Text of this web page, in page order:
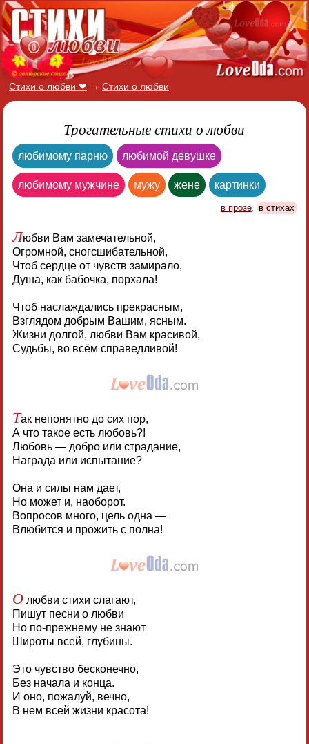
Стихи о любви ❤ → Стихи о любви
Трогательные стихи о любви
любимому парню любимой девушке
любимому мужчине мужу жене картинки
в прозе, в стихах
Любви Вам замечательной,
Огромной, сногсшибательной,
Чтоб сердце от чувств замирало,
Душа, как бабочка, порхала!
Чтоб наслаждались прекрасным,
Взглядом добрым Вашим, ясным.
Жизни долгой, любви Вам красивой,
Судьбы, во всём справедливой!
Так непонятно до сих пор,
А что такое есть любовь?!
Любовь — добро или страдание,
Награда или испытание?
Она и силы нам дает,
Но может и, наоборот.
Вопросов много, цель одна —
Влюбится и прожить с полна!
Олюбви стихи слагают,
Пишут песни о любви
Но по-прежнему не знают
Широты всей, глубины.
Это чувство бесконечно,
Без начала и конца.
И оно, пожалуй, вечно,
В нем всей жизни красота!